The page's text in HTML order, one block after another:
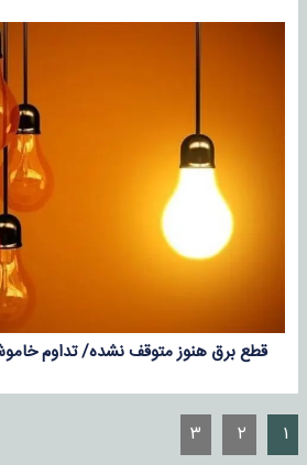
قطع برق هنوز متوقف نشده/ تداوم
۱ ۲ ۳